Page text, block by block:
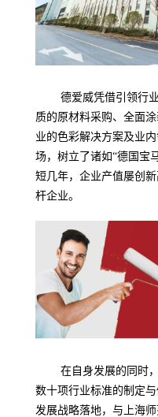
德爱威凭借引领行
质的原材料采购、全面
业的色彩解决方案及业
场，树立了诸如“德国宝
短几年，企业产值屡创
杆企业。
在自身发展的同时
数十项行业标准的制定
发展战略落地，与上海